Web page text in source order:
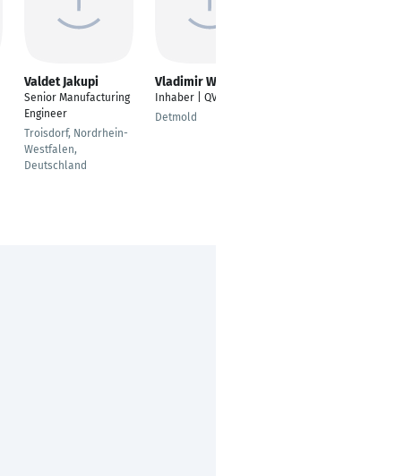
Valdet Jakupi
Senior Manufacturing
Engineer
Troisdorf, Nordrhein-
Westfalen,
Deutschland
Vladimir Werner
Inhaber | QVali
Detmold